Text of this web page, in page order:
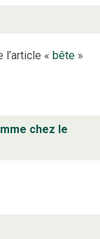
« bête »
chez le